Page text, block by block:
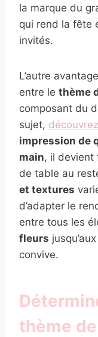
la marque du
qui rend la fête
invités.
L’autre
entre le thème
composant du
sujet,
impression de
main, il devient
de table au
et textures
d’adapter le
entre tous les
fleurs
convive.
thème